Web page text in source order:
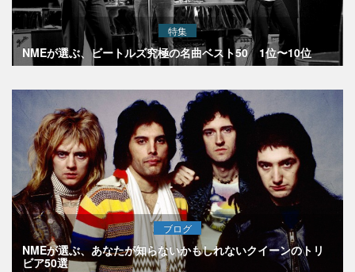
特集
NMEが選ぶ、ビートルズ究極の名曲ベスト50 1位〜10位
ブログ
NMEが選ぶ、あなたが知らないかもしれないクイーンのトリ
ビア50選